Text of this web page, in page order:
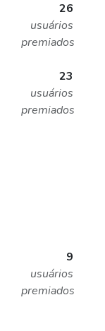
26
usuários
premiados
23
usuários
premiados
9
usuários
premiados